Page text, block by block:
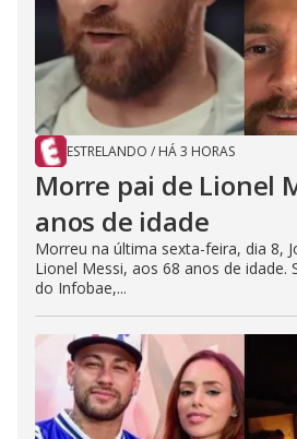
ESTRELANDO / HÁ 3 HORAS
Morre pai de Lionel
anos de idade
Morreu na última sexta-feira, dia 8,
Lionel Messi, aos 68 anos de idade.
do Infobae,...